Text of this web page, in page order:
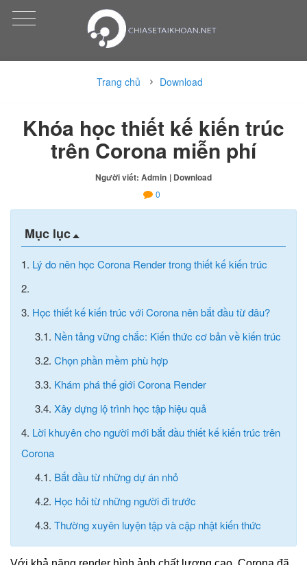
Trang chủ Download
Khóa học thiết kế kiến trúc
trên Corona miễn phí
Người viết: Admin | Download
0
Mục lục
1. Lý do nên học Corona Render trong thiết kế kiến trúc
2.
3. Học thiết kế kiến trúc với Corona nên bắt đầu từ đâu?
3.1. Nền tảng vững chắc: Kiến thức cơ bản về kiến trúc
3.2. Chọn phần mềm phù hợp
3.3. Khám phá thế giới Corona Render
3.4. Xây dựng lộ trình học tập hiệu quả
4. Lời khuyên cho người mới bắt đầu thiết kế kiến trúc trên
Corona
4.1. Bắt đầu từ những dự án nhỏ
4.2. Học hỏi từ những người đi trước
4.3. Thường xuyên luyện tập và cập nhật kiến thức